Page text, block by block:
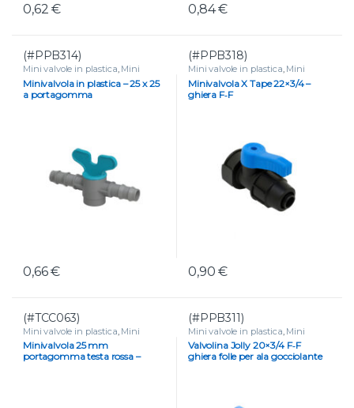
0,62€ 0,84€
(#PPB314)
Mini valvole in plastica, Mini
valvole portagomma e tape,
VALVOLE
Minivalvola in plastica – 25 x 25
a portagomma
0,66€
(#PPB318)
Mini valvole in plastica, Mini
valvole portagomma e tape,
VALVOLE
Minivalvola X Tape 22×3/4 –
ghiera F‑F
0,90€
(#TCC063)
Mini valvole in plastica Mini
valvole portagomma e tape
VALVOLE
Minivalvola 25 mm
portagomma testa rossa –
(#PPB311)
Mini valvole in plastica Mini
valvole portagomma e tape,
VALVOLE
Valvolina Jolly 20×3/4 F‑F
ghiera folle per ala gocciolante